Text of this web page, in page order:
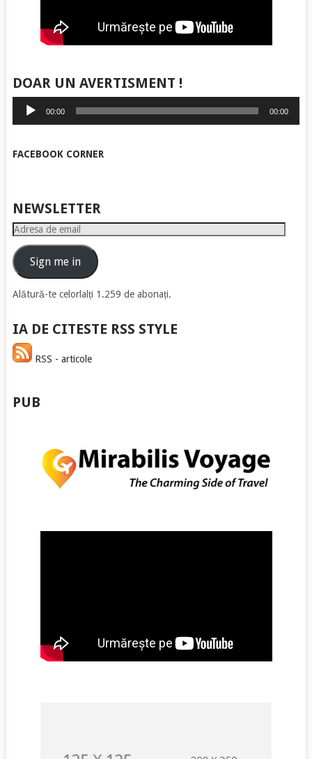
DOAR UN AVERTISMENT !
Player
audio
00:00 00:00
FACEBOOK CORNER
NEWSLETTER
Adresa
emailSign me in
Alătură-te celorlalți 1.259 de abonați.
IA DE CITESTE RSS STYLE
RSS - articole
PUB